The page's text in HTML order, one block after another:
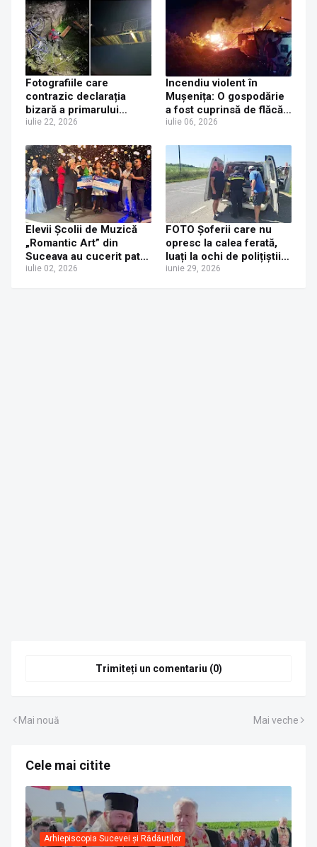
devastator
mașină parcată pe
marginea drumului, la
Roșiori
Fotografiile care
contrazic declarația
bizară a primarului
privind o „mână
tânărului decedat după
ce a căzut de pe puntea
dintre Vicovu de Jos și
Bilca
iulie 22, 2026
Incendiu violent în
Mușenița: O gospodărie
a fost cuprinsă de flăcări
în miez de noapte
iulie 06, 2026
Elevii Școlii de Muzică
„Romantic Art” din
Suceava au cucerit patru
festivaluri internaționale
iulie 02, 2026
FOTO Șoferii care nu
opresc la calea ferată,
luați la ochi de polițiștii
suceveni. Aproape 200
iunie 29, 2026
Trimiteți un comentariu (0)
Mai nouă Mai veche
Cele mai citite
Arhiepiscopia Sucevei și Rădăuților